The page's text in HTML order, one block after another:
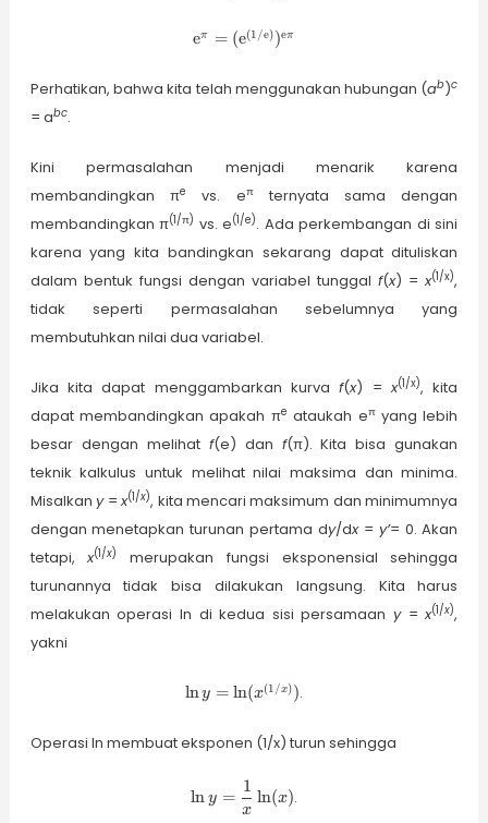
\text{e}^\pi =
eπ = (e(1/e))eπ
Perhatikan, bahwa kita telah menggunakan hubungan (ab)c
= abc.
Kini permasalahan menjadi menarik karena
membandingkan πe vs. eπternyata sama dengan
membandingkan π(1/π) vs. e(1/e). Ada perkembangan di sini
karena yang kita bandingkan sekarang dapat dituliskan
dalam bentuk fungsi dengan variabel tunggalf(x) =x(1/x),
tidak seperti permasalahan sebelumnya yang
membutuhkan nilai dua variabel.
Jika kita dapat menggambarkan kurvaf(x) =x(1/x), kita
dapat membandingkan apakah πe ataukah eπyang lebih
besar dengan melihat f(e) dan f(π). Kita bisa gunakan
teknik kalkulus untuk melihat nilai maksima dan minima.
Misalkany=x(1/x), kita mencari maksimum dan minimumnya
dengan menetapkan turunan pertama dy/dx= y’= 0. Akan
tetapi,x(1/x)
merupakan fungsi eksponensial sehingga
turunannya tidak bisa dilakukan langsung. Kita harus
melakukan operasi ln di kedua sisi persamaany=x(1/x),
yakni
\ln y =
lny = ln(x(1/x)).
Operasi ln membuat eksponen (1/x) turun sehingga
\ln y =
\displaystyle\frac{1}
ln y =
x
1
ln(x).